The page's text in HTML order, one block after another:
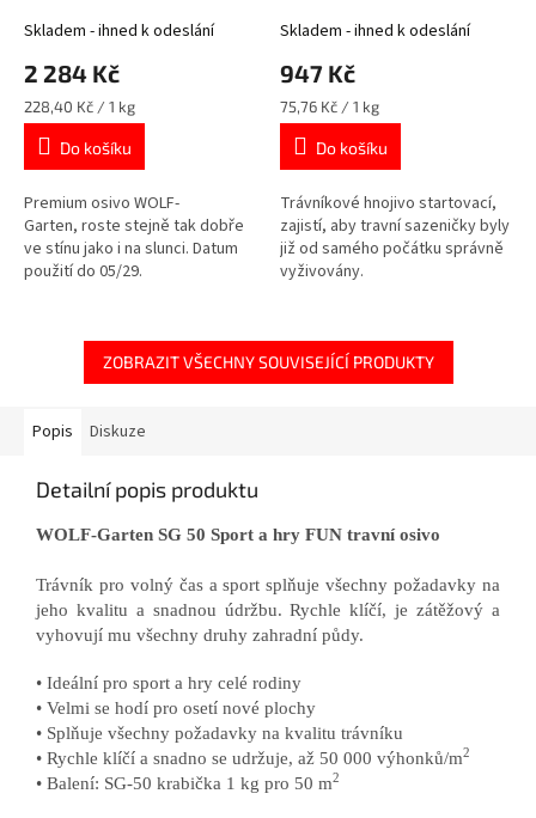
Skladem - ihned k odeslání
2 284 Kč
Měrná
cena:
228,40 Kč / 1 kg
Do košíku
Premium osivo WOLF-
Garten, roste stejně tak dobře
ve stínu jako i na slunci. Datum
použití do 05/29.
Skladem - ihned k odeslání
947 Kč
Měrná
cena:
75,76 Kč / 1 kg
Do košíku
Trávníkové hnojivo startovací,
zajistí, aby travní sazeničky byly
již od samého počátku správně
vyživovány.
ZOBRAZIT VŠECHNY SOUVISEJÍCÍ PRODUKTY
Popis Diskuze
Detailní popis produktu
WOLF-Garten SG 50 Sport a hry FUN travní osivo
Trávník pro volný čas a sport splňuje všechny požadavky na
jeho kvalitu a snadnou údržbu. Rychle klíčí, je zátěžový a
vyhovují mu všechny druhy zahradní půdy.
• Ideální pro sport a hry celé rodiny
• Velmi se hodí pro osetí nové plochy
• Splňuje všechny požadavky na kvalitu trávníku
• Rychle klíčí a snadno se udržuje, až 50 000 výhonků/m2
• Balení: SG-50 krabička 1 kg pro 50 m2